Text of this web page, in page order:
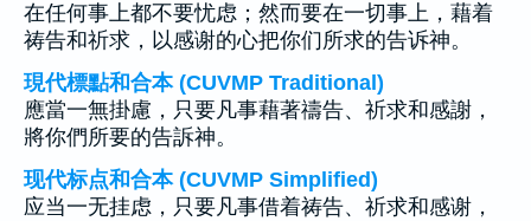
在任何事上都不要忧虑；然而要在一切事上，藉着
祷告和祈求，以感谢的心把你们所求的告诉神。
現代標點和合本 (CUVMP Traditional)
應當一無掛慮，只要凡事藉著禱告、祈求和感謝，
將你們所要的告訴神。
现代标点和合本 (CUVMP Simplified)
应当一无挂虑，只要凡事借着祷告、祈求和感谢，